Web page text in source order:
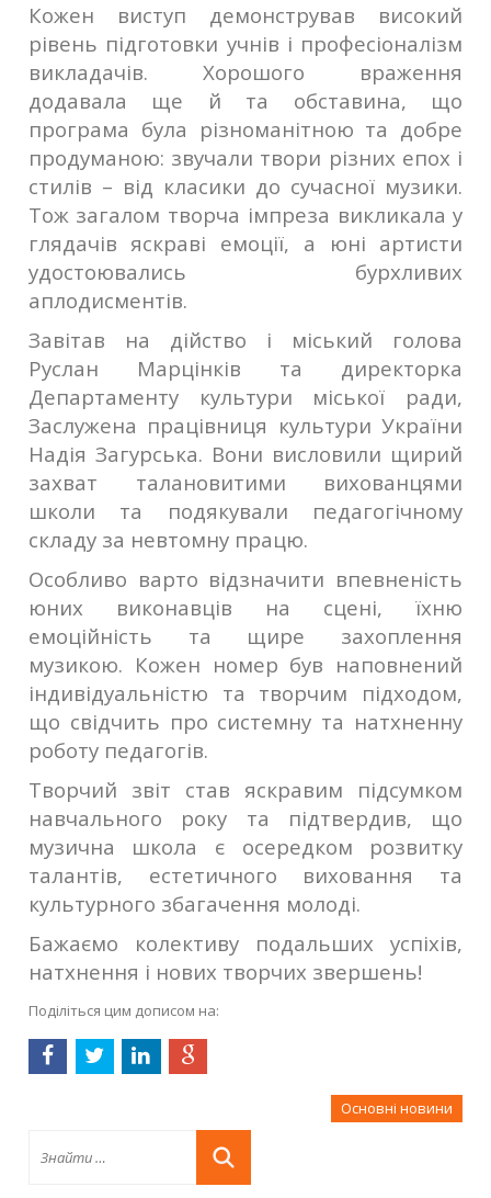
Кожен виступ демонстрував високий
рівень підготовки учнів і професіоналізм
викладачів. Хорошого враження
додавала ще й та обставина, що
програма була різноманітною та добре
продуманою: звучали твори різних епох і
стилів – від класики до сучасної музики.
Тож загалом творча імпреза викликала у
глядачів яскраві емоції, а юні артисти
удостоювались бурхливих
аплодисментів.
Завітав на дійство і міський голова
Руслан Марцінків та директорка
Департаменту культури міської ради,
Заслужена працівниця культури України
Надія Загурська. Вони висловили щирий
захват талановитими вихованцями
школи та подякували педагогічному
складу за невтомну працю.
Особливо варто відзначити впевненість
юних виконавців на сцені, їхню
емоційність та щире захоплення
музикою. Кожен номер був наповнений
індивідуальністю та творчим підходом,
що свідчить про системну та натхненну
роботу педагогів.
Творчий звіт став яскравим підсумком
навчального року та підтвердив, що
музична школа є осередком розвитку
талантів, естетичного виховання та
культурного збагачення молоді.
Бажаємо колективу подальших успіхів,
натхнення і нових творчих звершень!
Поділіться цим дописом на:
Основні новини